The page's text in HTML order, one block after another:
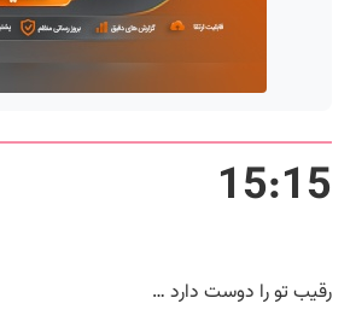
15:15
رقیب تو را دوست دارد …